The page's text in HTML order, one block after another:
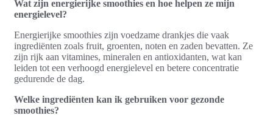
Wat zijn energierijke smoothies en hoe helpen ze mijn
energielevel?
Energierijke smoothies zijn voedzame drankjes die vaak
ingrediënten zoals fruit, groenten, noten en zaden bevatten. Ze
zijn rijk aan vitamines, mineralen en antioxidanten, wat kan
leiden tot een verhoogd energielevel en betere concentratie
gedurende de dag.
Welke ingrediënten kan ik gebruiken voor gezonde
smoothies?